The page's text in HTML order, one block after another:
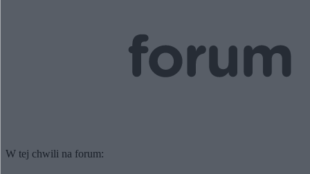
W tej chwili na forum: